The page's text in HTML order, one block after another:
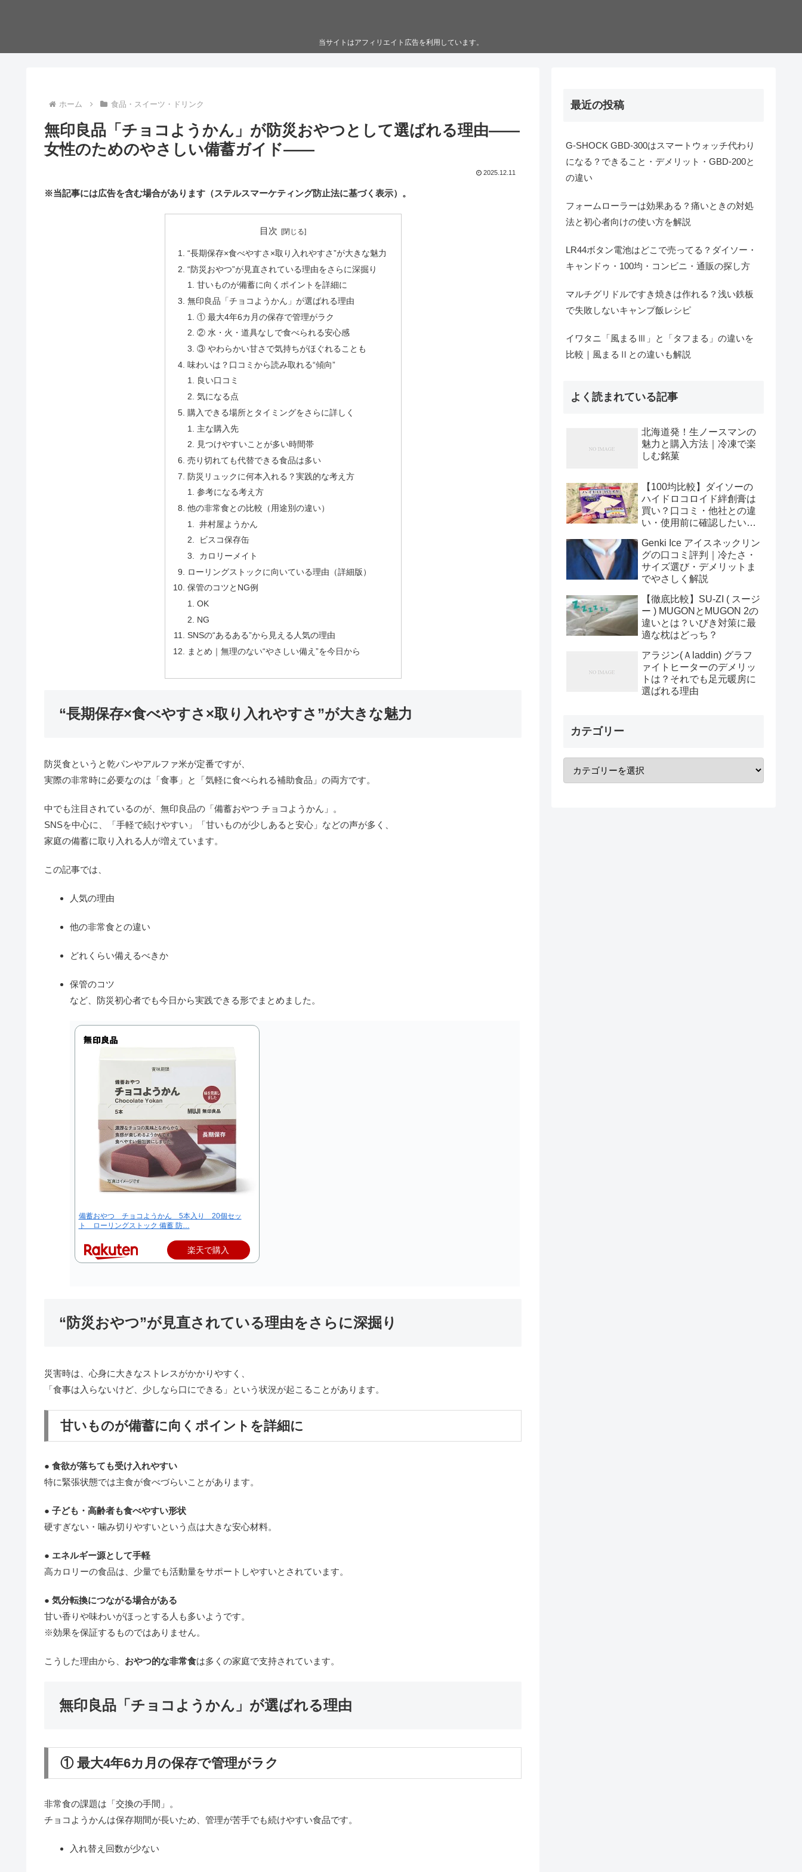
当サイトはアフィリエイト広告を利用しています。
ホーム 食品・スイーツ・ドリンク
無印良品「チョコようかん」が防災おやつとして選ばれる理由——
女性のためのやさしい備蓄ガイド——
2025.12.11
※当記事には広告を含む場合があります（ステルスマーケティング防止法に基づく表示）。
目次
“長期保存×食べやすさ×取り入れやすさ”が大きな魅力
“防災おやつ”が見直されている理由をさらに深掘り
甘いものが備蓄に向くポイントを詳細に
無印良品「チョコようかん」が選ばれる理由
① 最大4年6カ月の保存で管理がラク
② 水・火・道具なしで食べられる安心感
③ やわらかい甘さで気持ちがほぐれることも
味わいは？口コミから読み取れる“傾向”
良い口コミ
気になる点
購入できる場所とタイミングをさらに詳しく
主な購入先
見つけやすいことが多い時間帯
売り切れても代替できる食品は多い
防災リュックに何本入れる？実践的な考え方
参考になる考え方
他の非常食との比較（用途別の違い）
井村屋ようかん
ビスコ保存缶
カロリーメイト
ローリングストックに向いている理由（詳細版）
保管のコツとNG例
OK
NG
SNSの“あるある”から見える人気の理由
まとめ｜無理のない“やさしい備え”を今日から
“長期保存×食べやすさ×取り入れやすさ”が大きな魅力
防災食というと乾パンやアルファ米が定番ですが、
実際の非常時に必要なのは「食事」と「気軽に食べられる補助食品」の両方です。
中でも注目されているのが、無印良品の「備蓄おやつ チョコようかん」。
SNSを中心に、「手軽で続けやすい」「甘いものが少しあると安心」などの声が多く、
家庭の備蓄に取り入れる人が増えています。
この記事では、
人気の理由
他の非常食との違い
どれくらい備えるべきか
保管のコツ
など、防災初心者でも今日から実践できる形でまとめました。
備蓄おやつ チョコようかん 5本入り 20個セッ
ト ローリングストック 備蓄 防…
楽天で購入
“防災おやつ”が見直されている理由をさらに深掘り
災害時は、心身に大きなストレスがかかりやすく、
「食事は入らないけど、少しなら口にできる」という状況が起こることがあります。
甘いものが備蓄に向くポイントを詳細に
● 食欲が落ちても受け入れやすい
特に緊張状態では主食が食べづらいことがあります。
● 子ども・高齢者も食べやすい形状
硬すぎない・噛み切りやすいという点は大きな安心材料。
● エネルギー源として手軽
高カロリーの食品は、少量でも活動量をサポートしやすいとされています。
● 気分転換につながる場合がある
甘い香りや味わいがほっとする人も多いようです。
※効果を保証するものではありません。
こうした理由から、 おやつ的な非常食は多くの家庭で支持されています。
無印良品「チョコようかん」が選ばれる理由
① 最大4年6カ月の保存で管理がラク
非常食の課題は「交換の手間」。
チョコようかんは保存期間が長いため、管理が苦手でも続けやすい食品です。
入れ替え回数が少ない
最近の投稿
G-SHOCK GBD-300はスマートウォッチ代わり
になる？できること・デメリット・GBD-200と
の違い
フォームローラーは効果ある？痛いときの対処
法と初心者向けの使い方を解説
LR44ボタン電池はどこで売ってる？ダイソー・
キャンドゥ・100均・コンビニ・通販の探し方
マルチグリドルですき焼きは作れる？浅い鉄板
で失敗しないキャンプ飯レシピ
イワタニ「風まるⅢ」と「タフまる」の違いを
比較｜風まるⅡとの違いも解説
よく読まれている記事
北海道発！生ノースマンの
魅力と購入方法｜冷凍で楽
しむ銘菓
【100均比較】ダイソーの
ハイドロコロイド絆創膏は
買い？口コミ・他社との違
い・使用前に確認したい傷
Genki Ice アイスネックリン
グの口コミ評判｜冷たさ・
サイズ選び・デメリットま
でやさしく解説
【徹底比較】SU-ZI ( スージ
ー ) MUGONとMUGON 2の
違いとは？いびき対策に最
適な枕はどっち？
アラジン(Ａladdin) グラフ
ァイトヒーターのデメリッ
トは？それでも足元暖房に
選ばれる理由
カテゴリー